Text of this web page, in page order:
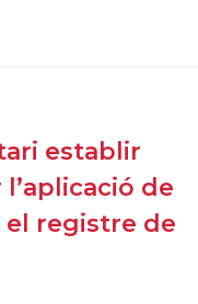
establir
de
el registre de